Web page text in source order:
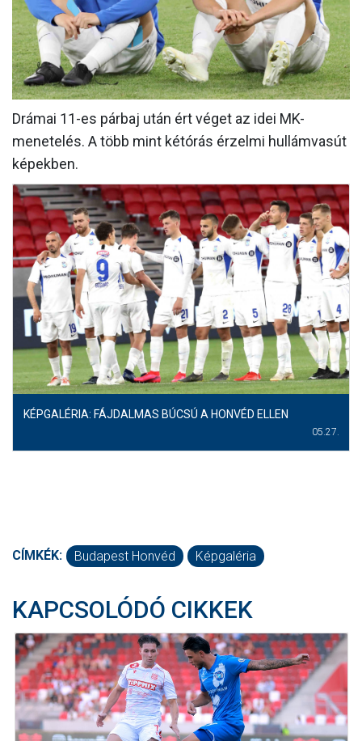
KLUB
GALÉRIA
SZURKOLÓI ÉLMÉNYEK
AKKREDITÁCIÓ
Drámai 11-es párbaj után ért véget az idei MK-
menetelés. A több mint kétórás érzelmi hullámvasút
képekben.
KÉPGALÉRIA: FÁJDALMAS BÚCSÚ A HONVÉD ELLEN
05.27.
CÍMKÉK: Budapest Honvéd Képgaléria
KAPCSOLÓDÓ CIKKEK